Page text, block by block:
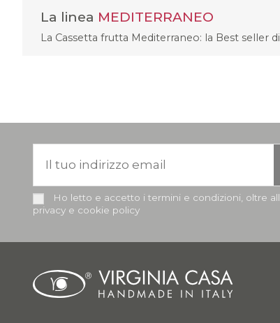
La linea MEDITERRANEO
La Cassetta frutta Mediterraneo: la Best seller
Ho letto e accetto i termini e condizioni, oltre
privacy e cookie policy